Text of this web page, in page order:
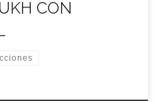
CON